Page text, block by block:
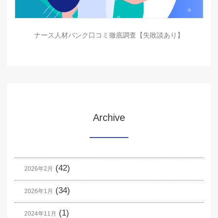
ナース人材バンク口コミ徹底調査【失敗談あり】
Archive
2026年2月 (42)
2026年1月 (34)
2024年11月 (1)